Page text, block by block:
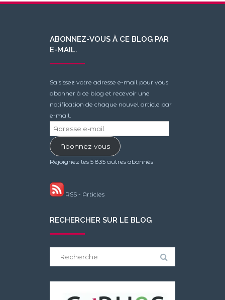
ABONNEZ-VOUS À CE BLOG PAR
E-MAIL.
Saisissez votre adresse e-mail pour vous
abonner à ce blog et recevoir une
notification de chaque nouvel article par
e-mail.
Adresse
e-
mailAbonnez-vous
Rejoignez les 5 835 autres abonnés
RSS - Articles
RECHERCHER SUR LE BLOG